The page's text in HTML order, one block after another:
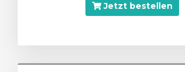
Jetzt bestellen